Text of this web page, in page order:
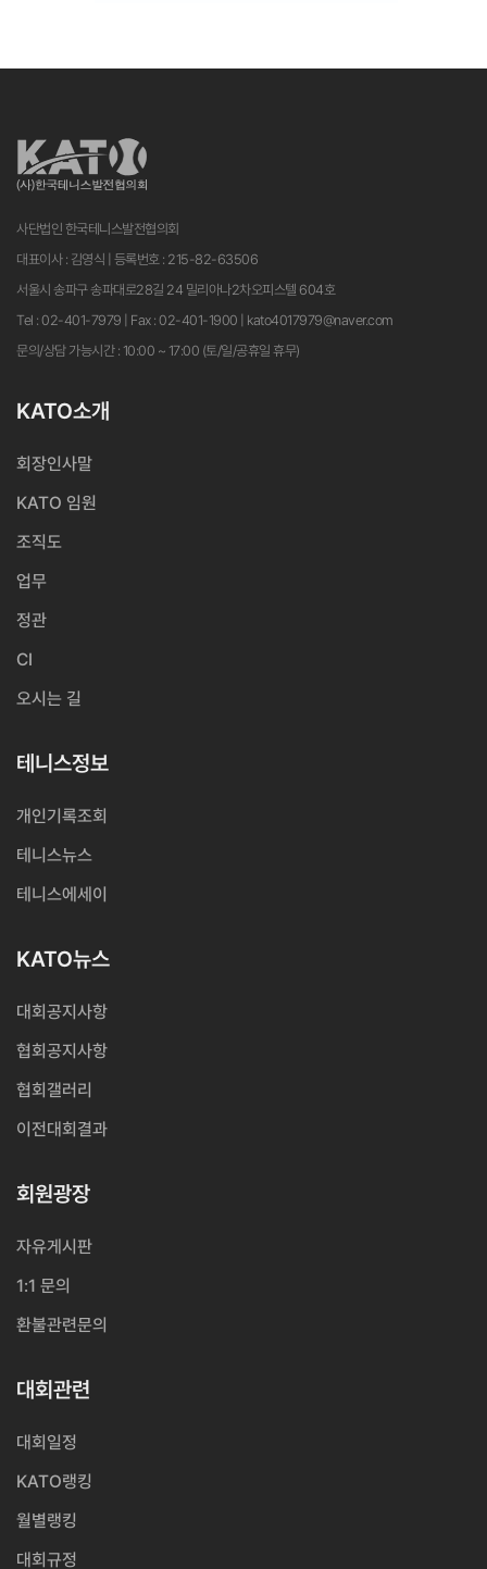
사단법인 한국테니스발전협의회
대표이사 : 김영식 | 등록번호 : 215-82-63506
서울시 송파구 송파대로28길 24 밀리아나2차오피스텔 604호
Tel : 02-401-7979 | Fax : 02-401-1900 | kato4017979@naver.com
문의/상담 가능시간 : 10:00 ~ 17:00 (토/일/공휴일 휴무)
KATO소개
회장인사말
KATO 임원
조직도
업무
정관
CI
오시는 길
테니스정보
개인기록조회
테니스뉴스
테니스에세이
KATO뉴스
대회공지사항
협회공지사항
협회갤러리
이전대회결과
회원광장
자유게시판
1:1 문의
환불관련문의
대회관련
대회일정
KATO랭킹
월별랭킹
대회규정